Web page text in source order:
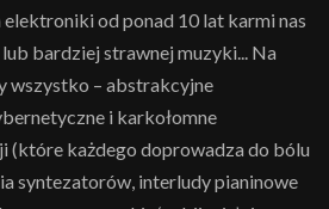
od ponad 10 lat karmi nas
bardziej strawnej muzyki... Na
wszystko – abstrakcyjne
i karkołomne
(które każdego doprowadza do bólu
syntezatorów, interludy pianinowe